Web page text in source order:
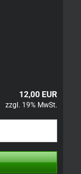
12,00 EUR
zzgl. 19% MwSt.